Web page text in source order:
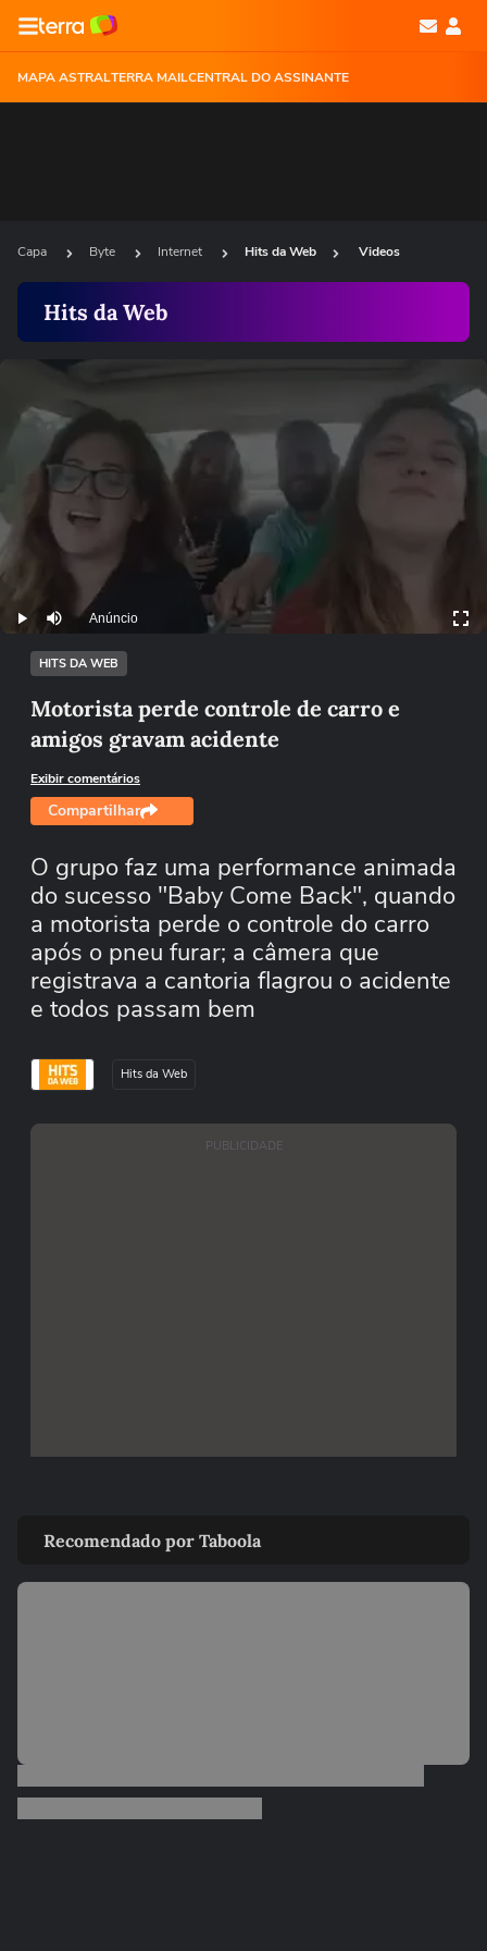
MAPA ASTRALTERRA MAILCENTRAL DO ASSINANTE
Capa Byte Internet Hits da Web Videos
Hits da Web
Play Mutar Anúncio
HITS DA WEB
Motorista perde controle de carro e
amigos gravam acidente
Exibir comentários
Compartilhar
O grupo faz uma performance animada
do sucesso "Baby Come Back", quando
a motorista perde o controle do carro
após o pneu furar; a câmera que
registrava a cantoria flagrou o acidente
e todos passam bem
Hits da Web
PUBLICIDADE
Recomendado por Taboola